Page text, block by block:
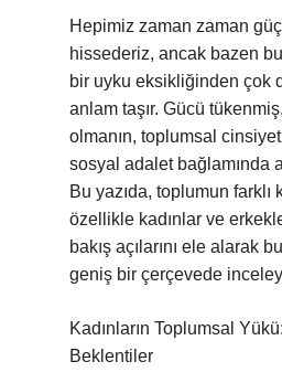
Hepimiz zaman zaman
hissederiz, ancak bazen
bir uyku eksikliğinden çok
anlam taşır. Gücü
olmanın, toplumsal
sosyal adalet bağlamında
Bu yazıda, toplumun farklı
özellikle kadınlar ve
bakış açılarını ele alarak
geniş bir çerçevede
Kadınların Toplumsal
Beklentiler